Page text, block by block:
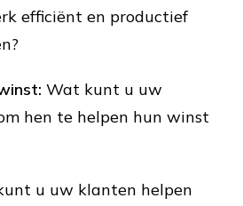
efficiënt en productief
Wat kunt u uw
hen te helpen hun winst
u uw klanten helpen